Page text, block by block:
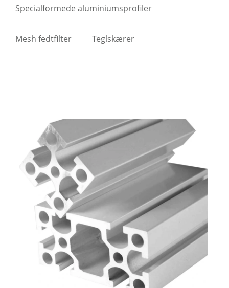
Specialformede aluminiumsprofiler
Mesh fedtfilter Teglskærer